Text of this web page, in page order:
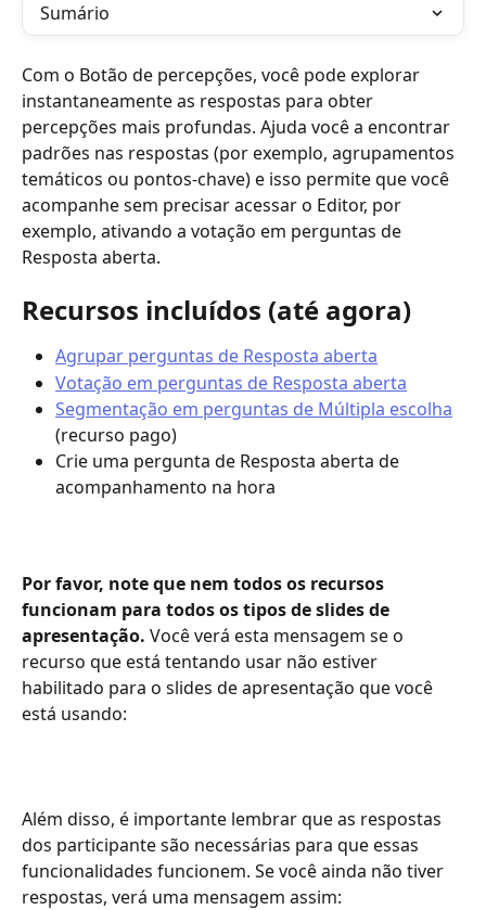
Sumário
Com o Botão de percepções, você pode explorar
instantaneamente as respostas para obter
percepções mais profundas. Ajuda você a encontrar
padrões nas respostas (por exemplo, agrupamentos
temáticos ou pontos-chave) e isso permite que você
acompanhe sem precisar acessar o Editor, por
exemplo, ativando a votação em perguntas de
Resposta aberta.
Recursos incluídos (até agora)
Agrupar perguntas de Resposta aberta
Votação em perguntas de Resposta aberta
Segmentação em perguntas de Múltipla escolha
(recurso pago)
Crie uma pergunta de Resposta aberta de
acompanhamento na hora
Por favor, note que nem todos os recursos
funcionam para todos os tipos de slides de
apresentação. Você verá esta mensagem se o
recurso que está tentando usar não estiver
habilitado para o slides de apresentação que você
está usando:
Além disso, é importante lembrar que as respostas
dos participante são necessárias para que essas
funcionalidades funcionem. Se você ainda não tiver
respostas, verá uma mensagem assim: